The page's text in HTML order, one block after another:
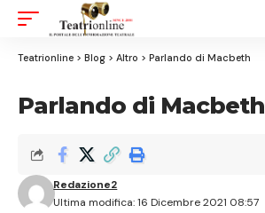
Teatrionline > Blog > Altro > Parlando di Macbeth
Parlando di Macbeth
Ultima modifica: 16 Dicembre 2021 08:57
Redazione2